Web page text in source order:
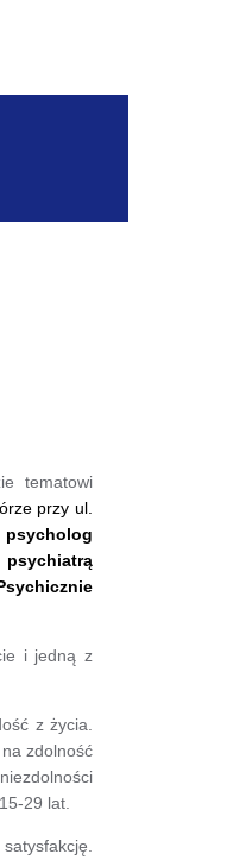
tematowi
przy ul.
i jedną z
z życia.
zdolność
29 lat.